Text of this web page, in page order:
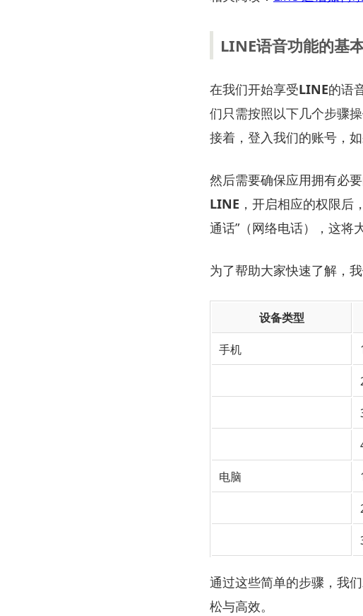
LINE语音功能的基
在我们开始享受LINE的语
们只需按照以下几个步骤
接着，登入我们的账号，
然后需要确保应用拥有必
LINE ，开启相应的权限后
通话”（网络电话），这将
为了帮助大家快速了解，
设备类型
手机
电脑
通过这些简单的步骤，我
松与高效。